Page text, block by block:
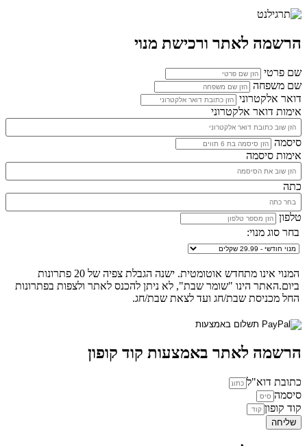
הרשמה לאתר ורכישת מנוי
שם פרטי
שם משפחה
דואר אלקטרוני
אימות דואר אלקטרוני
סיסמה
אימות סיסמה
כתה
טלפון
בחר סוג מנוי:
המנוי אינו מתחדש אוטומטית. ישנה הגבלת צפיה של 20 פתרונות
ביום.האתר הינו "שומר שבת", לא ניתן להכנס לאתר ולצפות בפתרונות
החל מכניסת שבת/חג ועד לצאת שבת/חג.
הרשמה לאתר באמצעות קוד קופון
כתובת דוא"ל
סיסמה
קוד קופון
שליחה